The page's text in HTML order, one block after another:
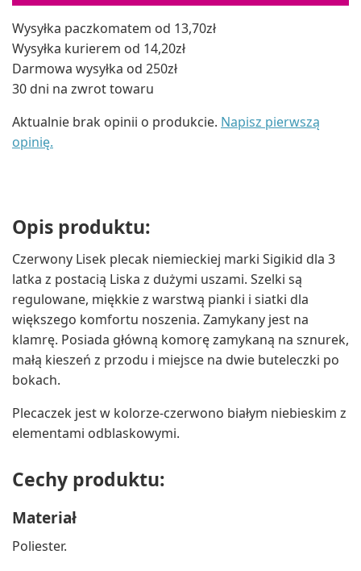
Wysyłka paczkomatem od 13,70zł
Wysyłka kurierem od 14,20zł
Darmowa wysyłka od 250zł
30 dni na zwrot towaru
Aktualnie brak opinii o produkcie. Napisz pierwszą
opinię.
Opis produktu:
Czerwony Lisek plecak niemieckiej marki Sigikid dla 3
latka z postacią Liska z dużymi uszami. Szelki są
regulowane, miękkie z warstwą pianki i siatki dla
większego komfortu noszenia. Zamykany jest na
klamrę. Posiada główną komorę zamykaną na sznurek,
małą kieszeń z przodu i miejsce na dwie buteleczki po
bokach.
Plecaczek jest w kolorze-czerwono białym niebieskim z
elementami odblaskowymi.
Cechy produktu:
Materiał
Poliester.